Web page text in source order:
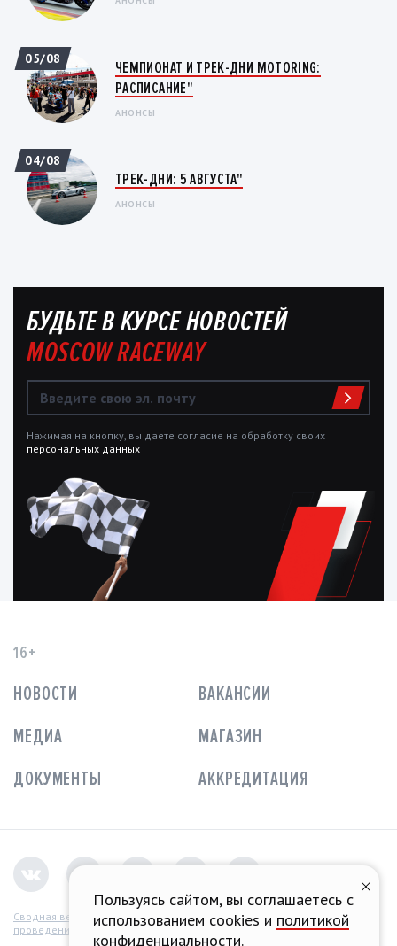
ЧЕМПИОНАТ И ТРЕК-ДНИ MOTORING:
РАСПИСАНИЕ"
АНОНСЫ
05/08
ТРЕК-ДНИ: 5 АВГУСТА"
АНОНСЫ
04/08
БУДЬТЕ В КУРСЕ НОВОСТЕЙ
MOSCOW RACEWAY
Нажимая на кнопку, вы даете согласие на обработку своих
персональных данных
16+
НОВОСТИ
ВАКАНСИИ
МЕДИА
МАГАЗИН
ДОКУМЕНТЫ
АККРЕДИТАЦИЯ
Сводная ведомость
проведения СОУТ
Пользуясь сайтом, вы соглашаетесь с
использованием cookies и политикой
конфиденциальности.